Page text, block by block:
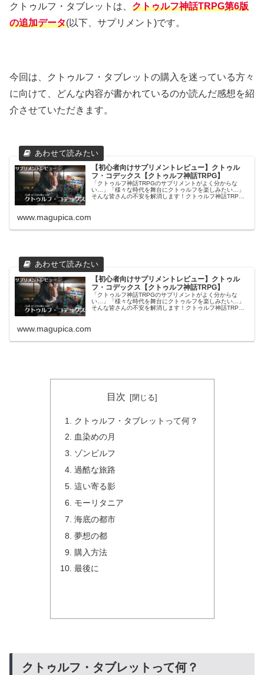
クトゥルフ・タブレットは、 クトゥルフ神話TRPG第6版
の追加データ(以下、サプリメント)です。
今回は、クトゥルフ・タブレットの購入を迷っている方々
に向けて、どんな内容が書かれているのか読んだ感想を紹
介させていただきます。
【初心者向けサプリメントレビュー】クトゥル
フ・コデックス【クトゥルフ神話TRPG】
「クトゥルフ神話TRPGのサプリメントがよく分からな
い…」「様々な時代を舞台にクトゥルフを楽しみたい…」
そんな皆さんの不安を解消します！クトゥルフ神話TRPG
www.magupica.com
【初心者向けサプリメントレビュー】クトゥル
フ・コデックス【クトゥルフ神話TRPG】
「クトゥルフ神話TRPGのサプリメントがよく分からな
い…」「様々な時代を舞台にクトゥルフを楽しみたい…」
そんな皆さんの不安を解消します！クトゥルフ神話TRPG
www.magupica.com
目次
クトゥルフ・タブレットって何？
血染めの月
ゾンビルフ
過酷な旅路
這い寄る影
モーリタニア
海底の都市
夢想の都
購入方法
最後に
クトゥルフ・タブレットって何？